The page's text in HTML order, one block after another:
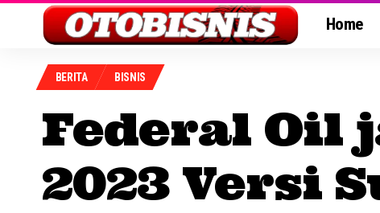
Home
BERITA BISNIS
Federal Oil
2023 Versi